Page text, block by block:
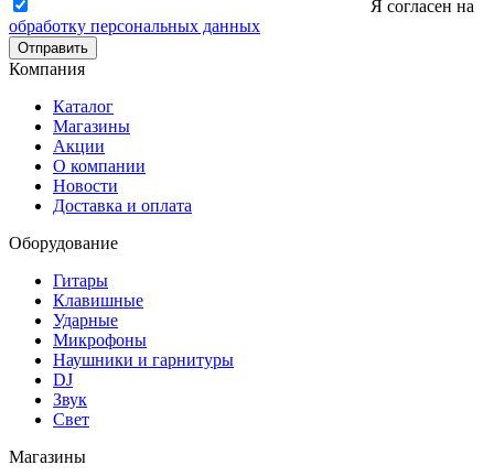
Я согласен на
обработку персональных данных
Отправить
Компания
Каталог
Магазины
Акции
О компании
Новости
Доставка и оплата
Оборудование
Гитары
Клавишные
Ударные
Микрофоны
Наушники и гарнитуры
DJ
Звук
Свет
Магазины